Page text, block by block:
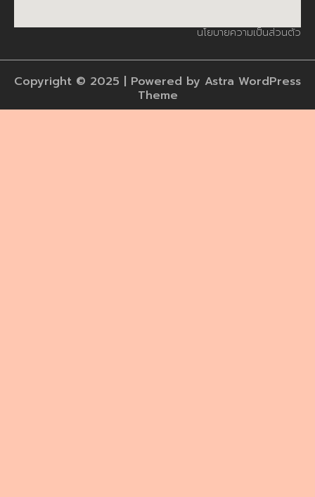
นโยบายความเป็นส่วนตัว
Copyright © 2025 | Powered by Astra WordPress
Theme